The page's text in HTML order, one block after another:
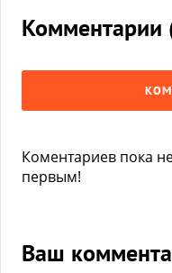
Комментарии
Коментариев пока
первым!
Ваш